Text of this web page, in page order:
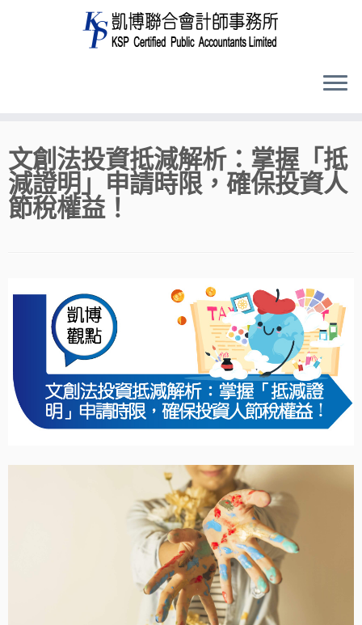
to
content
文創法投資抵減解析：掌握「抵
減證明」申請時限，確保投資人
節稅權益！